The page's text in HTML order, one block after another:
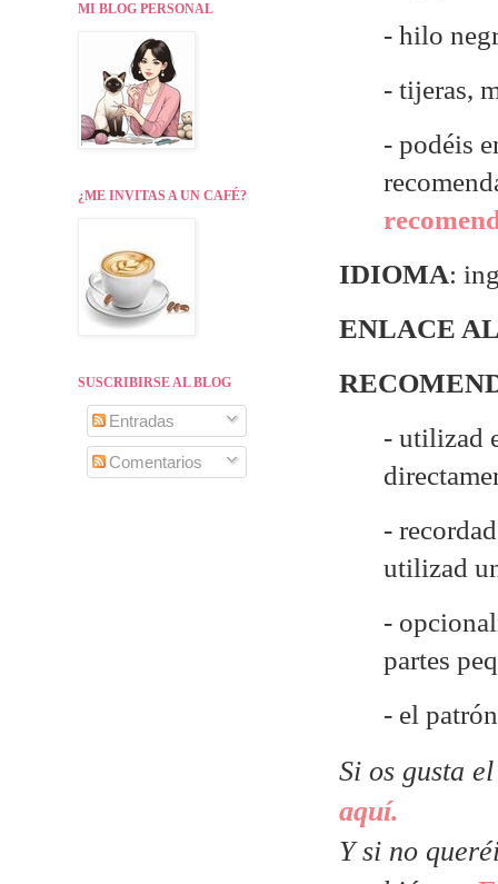
- hilo
- tijeras,
- podéis
IDIOMA:
ENLACE
- utilizad
-
utilizad
-
partes
- el
Si os gusta
aquí.
Y si no
MI BLOG PERSONAL
¿ME INVITAS A UN CAFÉ?
SUSCRIBIRSE AL BLOG
Entradas
Comentarios